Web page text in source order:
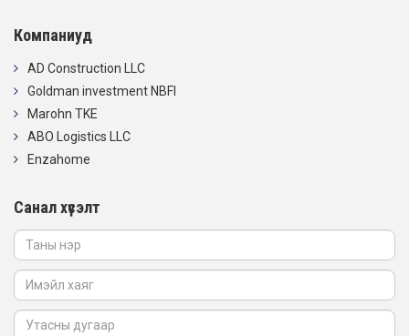
Компаниуд
AD Construction LLC
Goldman investment NBFI
Marohn TKE
ABO Logistics LLC
Enzahome
Санал хүсэлт